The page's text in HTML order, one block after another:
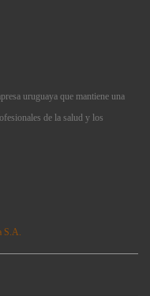
uruguaya que mantiene una
de la salud y los
S.A.